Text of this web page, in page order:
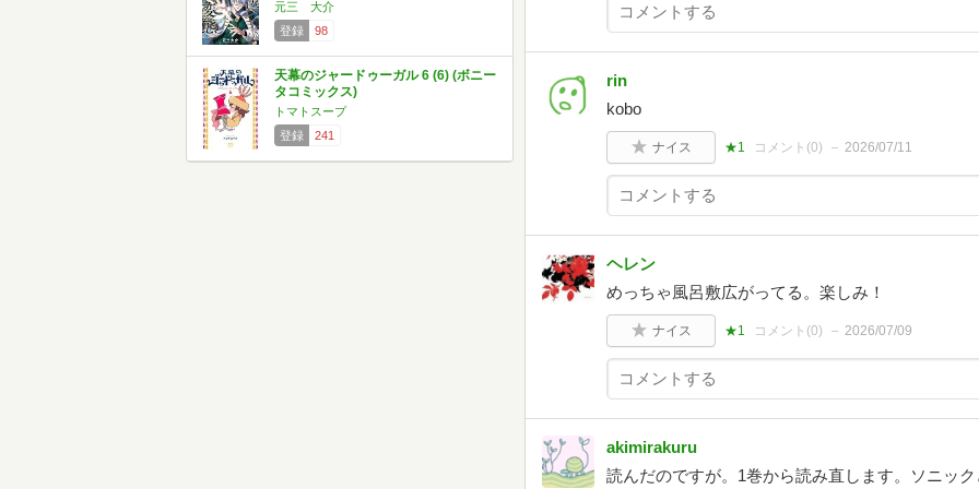
元三 大介
登録
98
天幕のジャードゥーガル 6 (6) (ボニー
タコミックス)
トマトスープ
登録
241
rin
kobo
ナイス ★1 コメント(0) 2026/07/11
ヘレン
めっちゃ風呂敷広がってる。楽しみ！
ナイス ★1 コメント(0) 2026/07/09
akimirakuru
読んだのですが。1巻から読み直します。ソニッ